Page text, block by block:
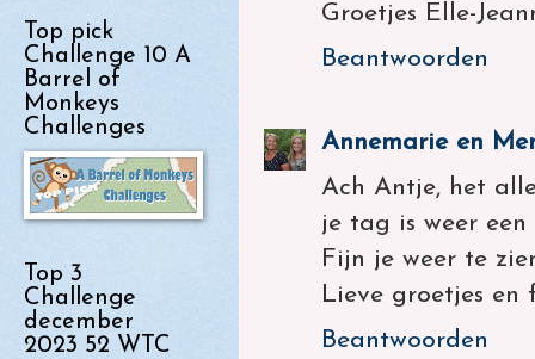
Groetjes Elle-
Beantwoorden
Annemarie en
Ach Antje, het
je tag is weer
Fijn je weer te
Lieve groetjes en
Beantwoorden
Top pick
Challenge 10 A
Barrel of
Monkeys
Challenges
Top 3
Challenge
december
2023 52 WTC